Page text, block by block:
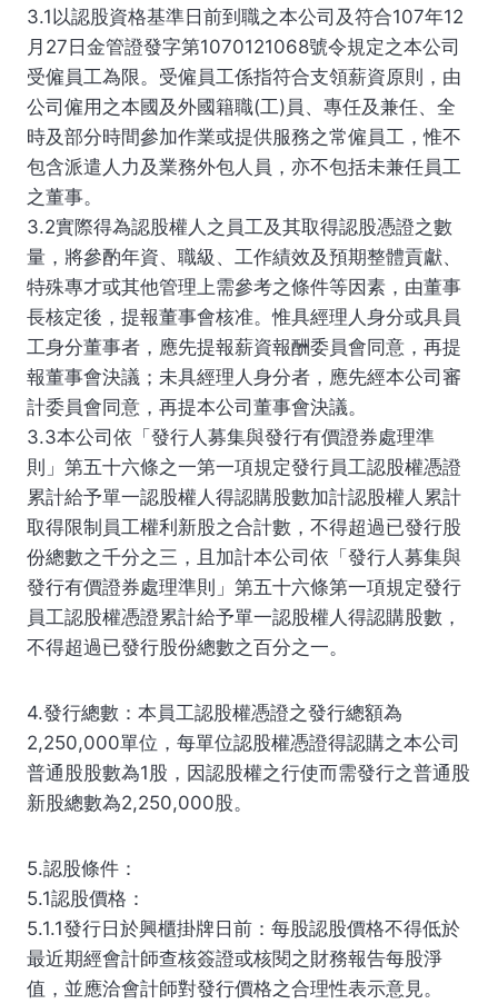
3.1以認股資格基準日前到職之本公司及符合107年12
月27日金管證發字第1070121068號令規定之本公司
受僱員工為限。受僱員工係指符合支領薪資原則，由
公司僱用之本國及外國籍職(工)員、專任及兼任、全
時及部分時間參加作業或提供服務之常僱員工，惟不
包含派遣人力及業務外包人員，亦不包括未兼任員工
之董事。
3.2實際得為認股權人之員工及其取得認股憑證之數
量，將參酌年資、職級、工作績效及預期整體貢獻、
特殊專才或其他管理上需參考之條件等因素，由董事
長核定後，提報董事會核准。惟具經理人身分或具員
工身分董事者，應先提報薪資報酬委員會同意，再提
報董事會決議；未具經理人身分者，應先經本公司審
計委員會同意，再提本公司董事會決議。
3.3本公司依「發行人募集與發行有價證券處理準
則」第五十六條之一第一項規定發行員工認股權憑證
累計給予單一認股權人得認購股數加計認股權人累計
取得限制員工權利新股之合計數，不得超過已發行股
份總數之千分之三，且加計本公司依「發行人募集與
發行有價證券處理準則」第五十六條第一項規定發行
員工認股權憑證累計給予單一認股權人得認購股數，
不得超過已發行股份總數之百分之一。
4.發行總數：本員工認股權憑證之發行總額為
2,250,000單位，每單位認股權憑證得認購之本公司
普通股股數為1股，因認股權之行使而需發行之普通股
新股總數為2,250,000股。
5.認股條件：
5.1認股價格：
5.1.1發行日於興櫃掛牌日前：每股認股價格不得低於
最近期經會計師查核簽證或核閱之財務報告每股淨
值，並應洽會計師對發行價格之合理性表示意見。